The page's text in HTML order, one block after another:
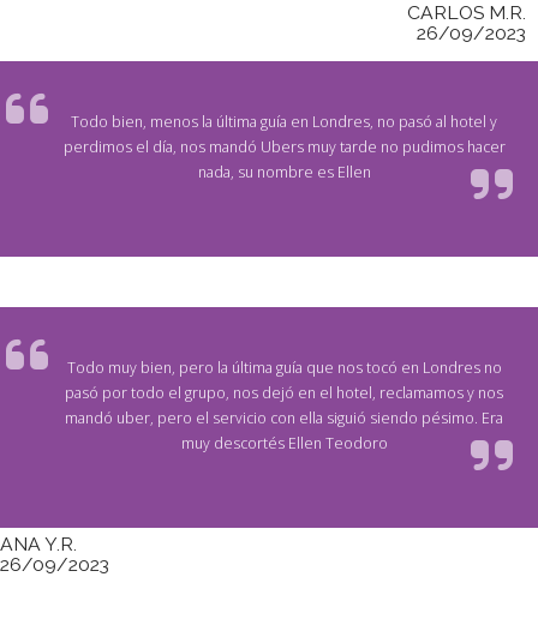
CARLOS M.R.
26/09/2023
Todo bien, menos la última guía en Londres, no pasó al hotel y
perdimos el día, nos mandó Ubers muy tarde no pudimos hacer
nada, su nombre es Ellen
Todo muy bien, pero la última guía que nos tocó en Londres no
pasó por todo el grupo, nos dejó en el hotel, reclamamos y nos
mandó uber, pero el servicio con ella siguió siendo pésimo. Era
muy descortés Ellen Teodoro
ANA Y.R.
26/09/2023